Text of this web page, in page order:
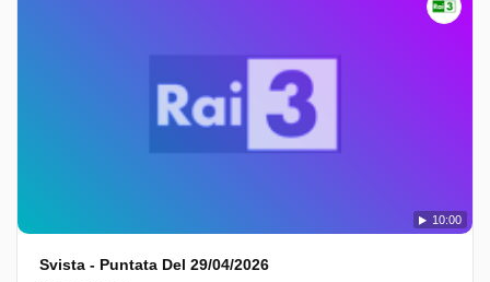
10:00
Svista - Puntata Del 29/04/2026